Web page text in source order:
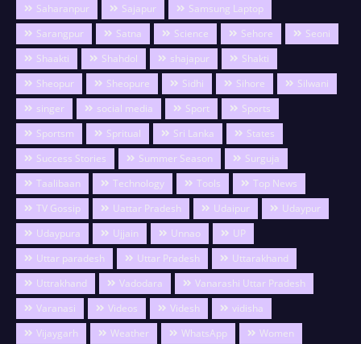
Saharanpur
Sajapur
Samsung Laptop
Sarangpur
Satna Science Sehore
Seoni
Shaakti
Shahdol shajapur
Shakti
Sheopur
Sheopure Sidhi Sihore
Silwani
singer
social media Sport
Sports
Sportsm
Spritual Sri Lanka
States
Success Stories
Summer Season
Surguja
Taalibaan
Technology Tools
Top News
TV Gossip
Uattar Pradesh Udaipur
Udaypur
Udaypura
Ujjain Unnao
UP
Uttar paradesh
Uttar Pradesh
Uttarakhand
Uttrakhand
Vadodara
Vanarashi Uttar Pradesh
Varanasi
Videos Videsh
vidisha
Vijaygarh
Weather WhatsApp
Women